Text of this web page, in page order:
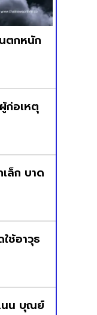
ตกหนัก
ก่อเหตุ
ล็ก บาด
ช้อาวุธ